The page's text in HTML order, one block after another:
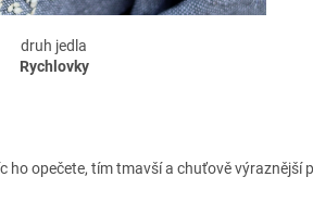
druh jedla
Rychlovky
ho opečete, tím tmavší a chuťově výraznější